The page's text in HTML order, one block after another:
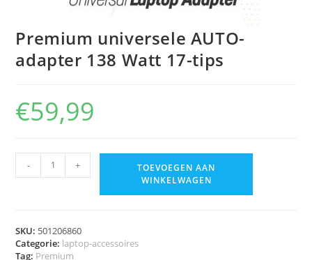
Premium universele AUTO-
adapter 138 Watt 17-tips
€59,99
- +
TOEVOEGEN AAN
WINKELWAGEN
SKU: 501206860
Categorie: laptop-accessoires
Tag: Premium